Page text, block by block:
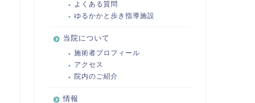
よくある質問
ゆるかかと歩き指導施設
当院について
施術者プロフィール
アクセス
院内のご紹介
情報